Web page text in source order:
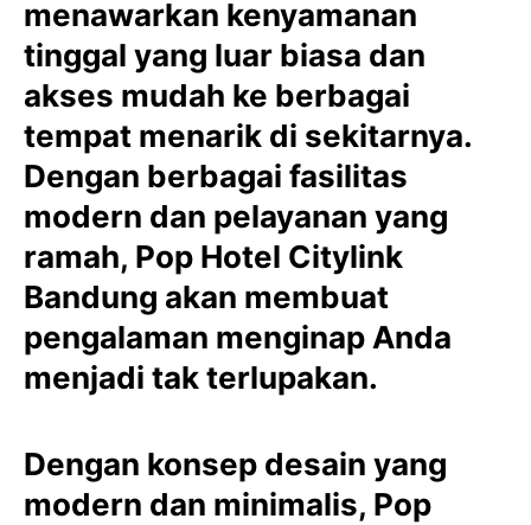
menawarkan kenyamanan
tinggal yang luar biasa dan
akses mudah ke berbagai
tempat menarik di sekitarnya.
Dengan berbagai fasilitas
modern dan pelayanan yang
ramah, Pop Hotel Citylink
Bandung akan membuat
pengalaman menginap Anda
menjadi tak terlupakan.
Dengan konsep desain yang
modern dan minimalis, Pop